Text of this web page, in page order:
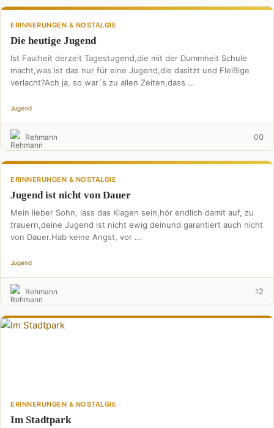
ERINNERUNGEN & NOSTALGIE
Die heutige Jugend
Ist Faulheit derzeit Tagestugend,die mit der Dummheit Schule
macht,was ist das nur für eine Jugend,die dasitzt und Fleißige
verlacht?Ach ja, so war´s zu allen Zeiten,dass …
Jugend
Rehmann 00
ERINNERUNGEN & NOSTALGIE
Jugend ist nicht von Dauer
Mein lieber Sohn, lass das Klagen sein,hör endlich damit auf, zu
trauern,deine Jugend ist nicht ewig deinund garantiert auch nicht
von Dauer.Hab keine Angst, vor …
Jugend
Rehmann 1 2
ERINNERUNGEN & NOSTALGIE
Im Stadtpark